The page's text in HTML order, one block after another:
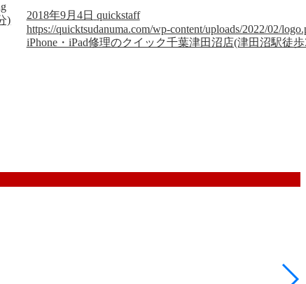
)
2018年9月4日 quickstaff
https://quicktsudanuma.com/wp-content/uploads/2022/02/
iPhone・iPad修理のクイック千葉津田沼店(津田沼駅徒